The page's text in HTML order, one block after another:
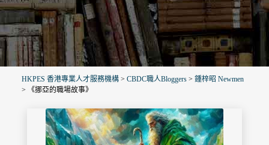
HKPES 香港專業人才服務機構 > CBDC職人Bloggers > 鍾梓昭 Newmen
>
《挪亞的職場故事》